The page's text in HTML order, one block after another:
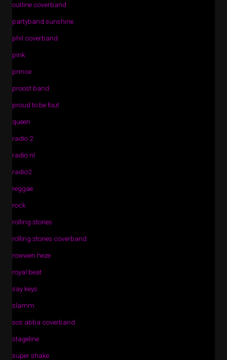
outline coverband
partyband sunshine
phil coverband
pink
prince
proost band
proud to be fout
queen
radio 2
radio nl
radio2
reggae
rock
rolling stones
rolling stones coverband
rowwen heze
royal beat
say keys
slamm
sos abba coverband
stageline
super shake